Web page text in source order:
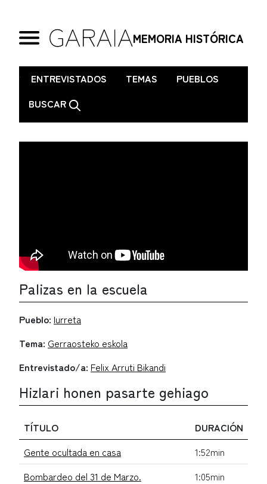
MEMORIA HISTÓRICA
. ENTREVISTADOS TEMAS
PUEBLOS
BUSCAR
Palizas en la escuela
Pueblo: Iurreta
Tema: Gerraosteko eskola
Entrevistado/a: Felix Arruti Bikandi
Hizlari honen pasarte gehiago
TÍTULO
DURACIÓN
Gente ocultada en casa
1:52min
Bombardeo del 31 de Marzo.
1:05min